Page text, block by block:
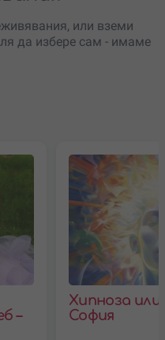
или вземи
да избере сам - имаме
–
Хипноза или
София